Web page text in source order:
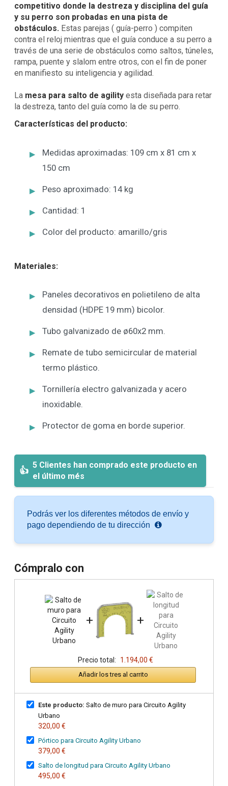
competitivo donde la destreza y disciplina del guía
y su perro son probadas en una pista de
obstáculos. Estas parejas ( guía-perro ) compiten
contra el reloj mientras que el guía conduce a su perro a
través de una serie de obstáculos como saltos, túneles,
rampa, puente y slalom entre otros, con el fin de poner
en manifiesto su inteligencia y agilidad.
La mesa para salto de agilityesta diseñada para retar
la destreza, tanto del guía como la de su perro.
Características del producto:
Medidas aproximadas: 109 cm x 81 cm x
150 cm
Peso aproximado: 14 kg
Cantidad: 1
Color del producto: amarillo/gris
Materiales:
Paneles decorativos en polietileno de alta
densidad (HDPE 19 mm) bicolor.
Tubo galvanizado de ø60x2 mm.
Remate de tubo semicircular de material
termo plástico.
Tornillería electro galvanizada y acero
inoxidable.
Protector de goma en borde superior.
5 Clientes han comprado este producto en
el último més
Podrás ver los diferentes métodos de envío y
pago dependiendo de tu dirección
Cómpralo con
+ +
Precio total: 1.194,00 €
Añadir los tres al carrito
Este producto: Salto de muro para Circuito Agility
Urbano
320,00 €
Pórtico para Circuito Agility Urbano
379,00 €
Salto de longitud para Circuito Agility Urbano
495,00 €